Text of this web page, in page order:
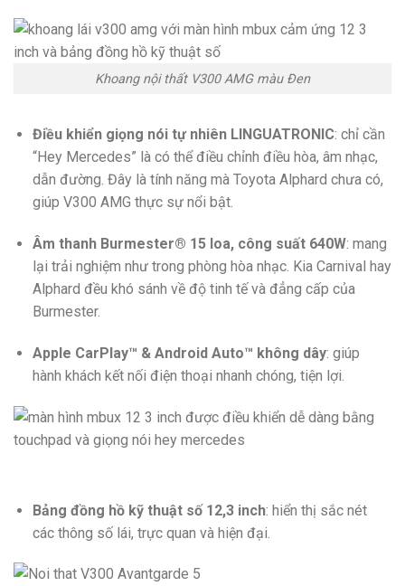
Khoang nội thất V300 AMG màu Đen
Điều khiển giọng nói tự nhiên LINGUATRONIC: chỉ cần
“Hey Mercedes” là có thể điều chỉnh điều hòa, âm nhạc,
dẫn đường. Đây là tính năng mà Toyota Alphard chưa có,
giúp V300 AMG thực sự nổi bật.
Âm thanh Burmester® 15 loa, công suất 640W: mang
lại trải nghiệm như trong phòng hòa nhạc. Kia Carnival hay
Alphard đều khó sánh về độ tinh tế và đẳng cấp của
Burmester.
Apple CarPlay™ & Android Auto™ không dây: giúp
hành khách kết nối điện thoại nhanh chóng, tiện lợi.
Bảng đồng hồ kỹ thuật số 12,3 inch: hiển thị sắc nét
các thông số lái, trực quan và hiện đại.